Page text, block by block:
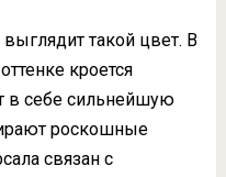
такой цвет. В
кроется
в себе сильнейшую
роскошные
связан с